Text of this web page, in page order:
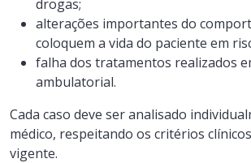
drogas;
alterações importantes do
coloquem a vida do paciente em
falha dos tratamentos realizados
ambulatorial.
Cada caso deve ser analisado
médico, respeitando os critérios
vigente.